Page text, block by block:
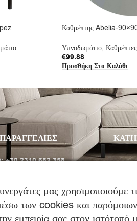
Καθρέπτης Abelia-
Υπνοδωμάτιο, Καθρέπτες
€99.88
Προσθήκη Στο Καλάθι
+30 2310 682 358
μας χρησιμοποιούμε
των cookies και